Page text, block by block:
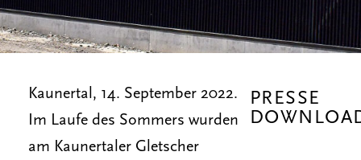
Kaunertal, 14. September 2022.
Im Laufe des Sommers wurden
am Kaunertaler Gletscher
PRESSE